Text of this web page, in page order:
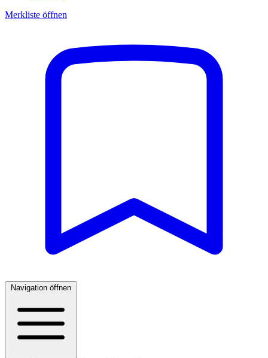
Merkliste öffnen
Navigation öffnen